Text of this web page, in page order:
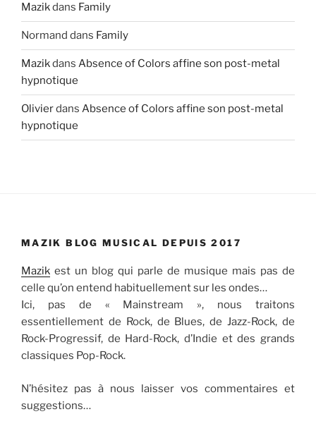
Mazikdans Family
Normand dans Family
Mazikdans Absence of Colors affine son post-metal
hypnotique
Olivierdans Absence of Colors affine son post-metal
hypnotique
MAZIK BLOG MUSICAL DEPUIS 2017
Mazik est un blog qui parle de musique mais pas de
celle qu’on entend habituellement sur les ondes…
Ici, pas de « Mainstream », nous traitons
essentiellement de Rock, de Blues, de Jazz-Rock, de
Rock-Progressif, de Hard-Rock, d’Indie et des grands
classiques Pop-Rock.
N’hésitez pas à nous laisser vos commentaires et
suggestions…